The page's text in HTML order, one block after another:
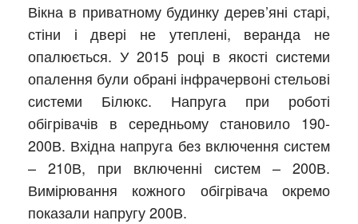
Вікна в приватному будинку дерев’яні старі,
стіни і двері не утеплені, веранда не
опалюється. У 2015 році в якості системи
опалення були обрані інфрачервоні стельові
системи Білюкс. Напруга при роботі
обігрівачів в середньому становило 190-
200В. Вхідна напруга без включення систем
– 210В, при включенні систем – 200В.
Вимірювання кожного обігрівача окремо
показали напругу 200В.